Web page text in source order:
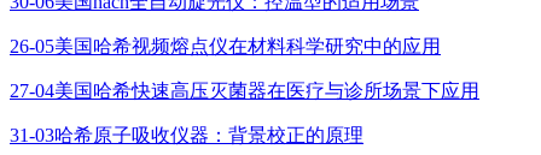
26-05美国哈希视频熔点仪在材料科学研究中的应用
27-04美国哈希快速高压灭菌器在医疗与诊所场景下应用
31-03哈希原子吸收仪器：背景校正的原理